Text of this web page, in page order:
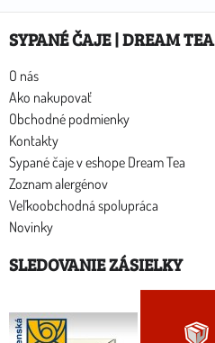
SYPANÉ ČAJE | DREAM TEA
O nás
Ako nakupovať
Obchodné podmienky
Kontakty
Sypané čaje v eshope Dream Tea
Zoznam alergénov
Veľkoobchodná spolupráca
Novinky
SLEDOVANIE ZÁSIELKY